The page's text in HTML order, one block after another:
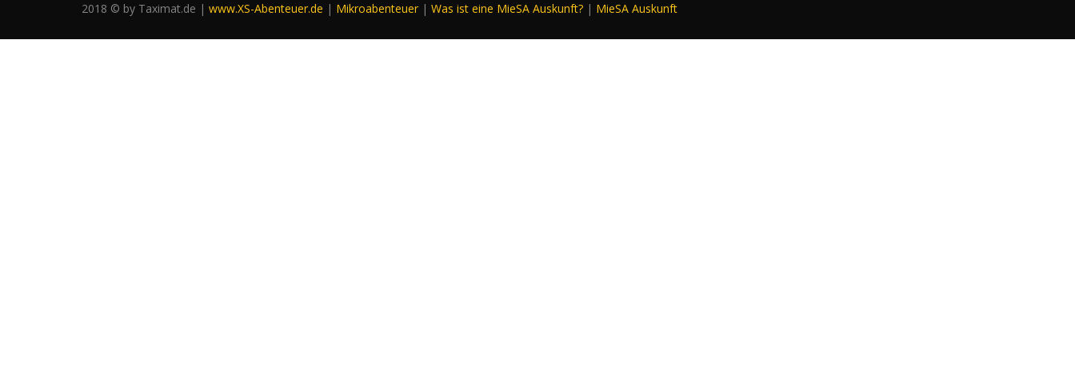
2018 © by Taximat.de | www.XS-Abenteuer.de | Mikroabenteuer | Was ist eine MieSA Auskunft? | MieSA Auskunft